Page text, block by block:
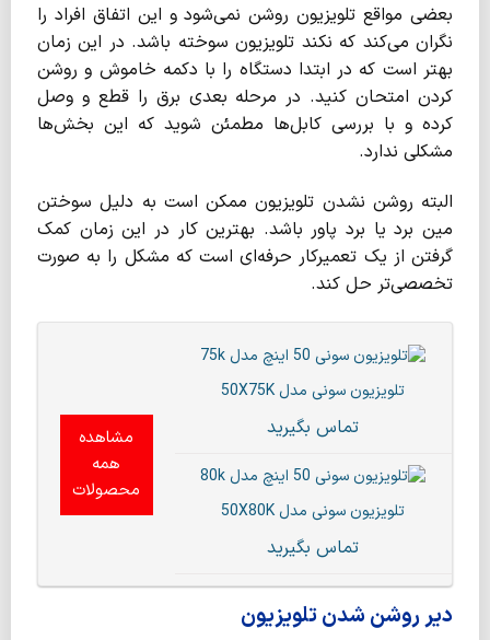
بعضی مواقع تلویزیون روشن نمی‌شود و این اتفاق افراد را
نگران می‌کند که نکند تلویزیون سوخته باشد. در این زمان
بهتر است که در ابتدا دستگاه را با دکمه خاموش و روشن
کردن امتحان کنید. در مرحله بعدی برق را قطع و وصل
کرده و با بررسی کابل‌ها مطمئن شوید که این بخش‌ها
مشکلی ندارد.
البته روشن نشدن تلویزیون ممکن است به دلیل سوختن
مین برد یا برد پاور باشد. بهترین کار در این زمان کمک
گرفتن از یک تعمیرکار حرفه‌ای است که مشکل را به صورت
تخصصی‌تر حل کند.
تلویزیون سونی مدل 50X75K
تماس بگیرید
تلویزیون سونی مدل 50X80K
تماس بگیرید
مشاهده
همه
محصولات
دیر روشن شدن تلویزیون